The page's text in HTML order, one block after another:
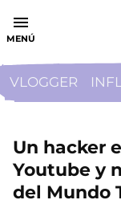
MENÚ
VLOGGER
Un hacker
Youtube y
del Mundo